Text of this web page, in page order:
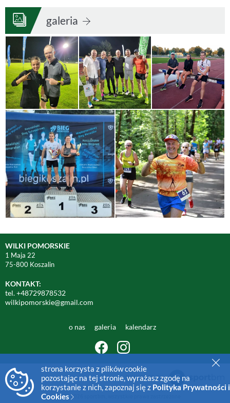
galeria
WILKI POMORSKIE
1 Maja 22
75-800 Koszalin
KONTAKT:
tel. +48729878532
wilkipomorskie@gmail.com
o nas galeria kalendarz
© 2015-2026 sportbm, wszystkie prawa zastrzeżone
strona korzysta z plików cookie
pozostając na tej stronie, wyrażasz zgodę na
korzystanie z nich, zapoznaj się z Polityka Prywatności i
Cookies